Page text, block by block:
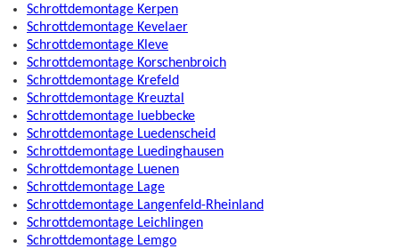
Schrottdemontage Kerpen
Schrottdemontage Kevelaer
Schrottdemontage Kleve
Schrottdemontage Korschenbroich
Schrottdemontage Krefeld
Schrottdemontage Kreuztal
Schrottdemontage luebbecke
Schrottdemontage Luedenscheid
Schrottdemontage Luedinghausen
Schrottdemontage Luenen
Schrottdemontage Lage
Schrottdemontage Langenfeld-Rheinland
Schrottdemontage Leichlingen
Schrottdemontage Lemgo